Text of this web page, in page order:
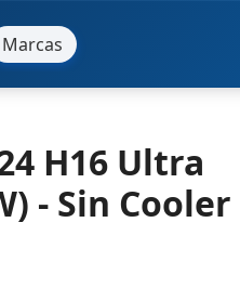
Marcas
H16 Ultra
- Sin Cooler